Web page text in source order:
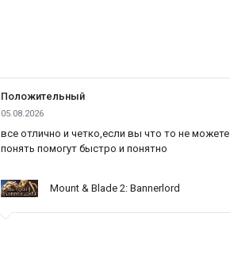
Положительный
05.08.2026
все отлично и четко,если вы что то не можете
понять помогут быстро и понятно
Mount & Blade 2: Bannerlord